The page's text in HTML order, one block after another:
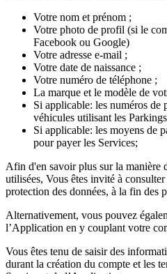
Votre nom et prénom ;
Votre photo de profil (si le
Facebook ou Google)
Votre adresse e-mail ;
Votre date de naissance ;
Votre numéro de téléphone ;
La marque et le modèle de
Si applicable: les numéros de
véhicules utilisant les
Si applicable: les moyens de
pour payer les Services;
Afin d'en savoir plus sur la manière
utilisées, Vous êtes invité à
protection des données, à la fin des
Alternativement, vous pouvez
l’Application en y couplant votre
Vous êtes tenu de saisir des
durant la création du compte et les